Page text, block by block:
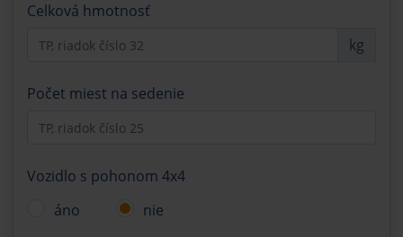
Celková hmotnosť
kg
Počet miest na sedenie
Vozidlo s pohonom 4x4
áno
nie